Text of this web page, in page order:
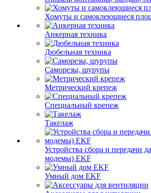
Хомуты и самоклеющиеся
Анкерная техника
Дюбельная техника
Саморезы, шурупы
Метрический крепеж
Специальный крепеж
Такелаж
Устройства сбора и передачи
модемы) EKF
Умный дом EKF